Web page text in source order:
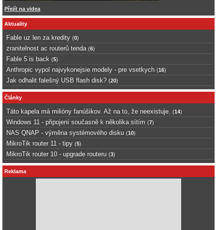
Přejít na videa
Aktuality
Fable uz len za kredity (0)
zranitelnost ac routerů tenda (6)
Fable 5 is back (5)
Anthropic vypol najvykonejsie modely - pre vsetkych (16)
Jak odhalit falešný USB flash disk? (20)
Články
Táto kapela má milióny fanúšikov. Až na to, že neexistuje. (14)
Windows 11 - připojení současně k několika sítím (7)
NAS QNAP - výměna systémového disku (10)
MikroTik router 11 - tipy (5)
MikroTik router 10 - upgrade routeru (3)
Reklama